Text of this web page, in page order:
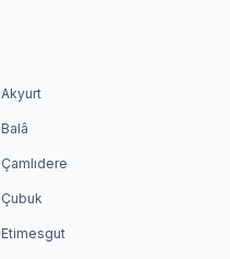
Akyurt
Balâ
Çamlıdere
Çubuk
Etimesgut